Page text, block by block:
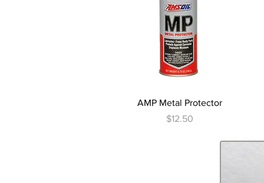
Vista rápida
AMP Metal Protector
Precio
$12.50